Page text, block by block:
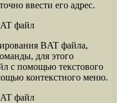
ввести его адрес.
BAT файла,
для этого
с помощью текстового
контекстного меню.